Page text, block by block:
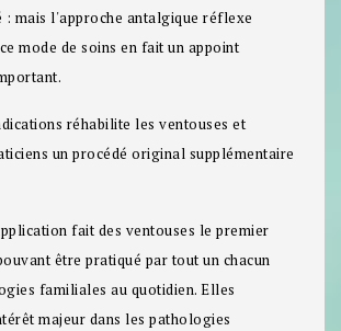
: mais l'approche antalgique réflexe
mode de soins en fait un appoint
réhabilite les ventouses et
un procédé original supplémentaire
fait des ventouses le premier
être pratiqué par tout un chacun
familiales au quotidien. Elles
majeur dans les pathologies